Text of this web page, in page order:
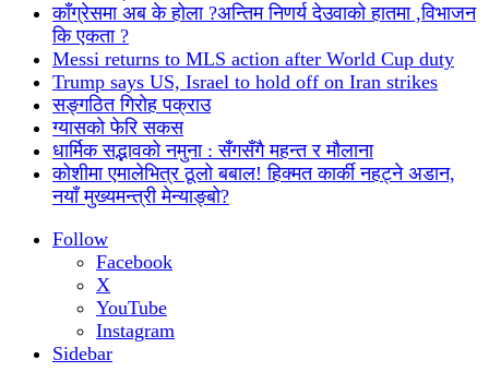
काँग्रेसमा अब के होला ?अन्तिम निणर्य देउवाको हातमा ,विभाजन
कि एकता ?
Messi returns to MLS action after World Cup duty
Trump says US, Israel to hold off on Iran strikes
सङ्गठित गिरोह पक्राउ
ग्यासको फेरि सकस
धार्मिक सद्भावको नमुना : सँगसँगै महन्त र मौलाना
कोशीमा एमालेभित्र ठूलो बबाल! हिक्मत कार्की नहट्ने अडान,
नयाँ मुख्यमन्त्री मेन्याङ्बो?
Follow
Facebook
X
YouTube
Instagram
Sidebar